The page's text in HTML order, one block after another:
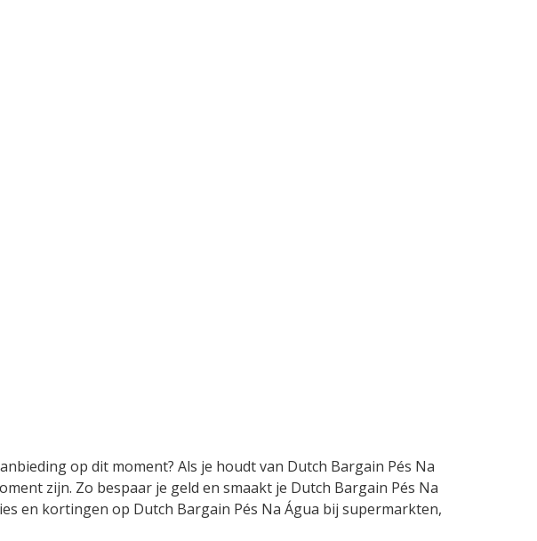
op dit moment? Als je houdt van Dutch Bargain Pés Na
zijn. Zo bespaar je geld en smaakt je Dutch Bargain Pés Na
en kortingen op Dutch Bargain Pés Na Água bij supermarkten,